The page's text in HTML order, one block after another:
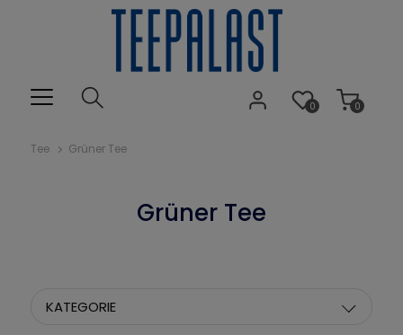
0
0
Tee Grüner Tee
Grüner Tee
KATEGORIE